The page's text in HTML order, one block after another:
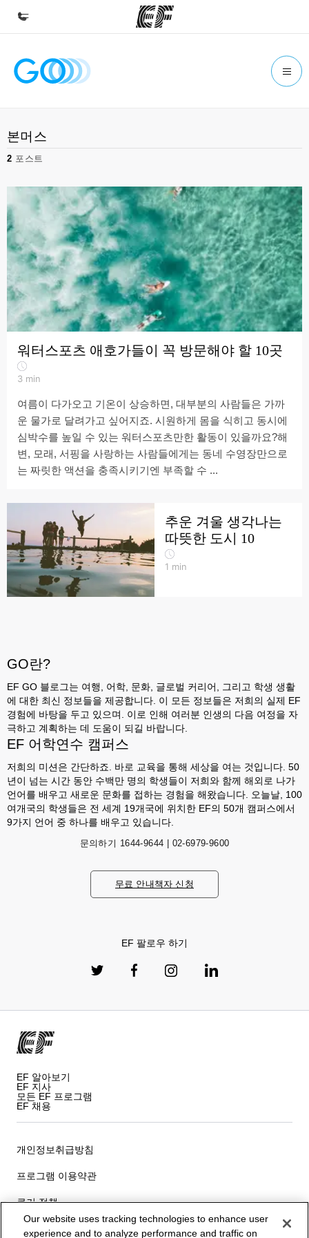
제공하는 과정 안내
지사
가까운 지사 검색
회사 소개
사업 부문
채용
글로벌 인재 채용
본머스
2 포스트
워터스포츠 애호가들이 꼭 방문해야 할 10곳
3 min
여름이 다가오고 기온이 상승하면, 대부분의 사람들은 가까
운 물가로 달려가고 싶어지죠. 시원하게 몸을 식히고 동시에
심박수를 높일 수 있는 워터스포츠만한 활동이 있을까요?해
변, 모래, 서핑을 사랑하는 사람들에게는 동네 수영장만으로
는 짜릿한 액션을 충족시키기엔 부족할 수 ...
추운 겨울 생각나는
따뜻한 도시 10
1 min
GO란?
EF GO 블로그는 여행, 어학, 문화, 글로벌 커리어, 그리고 학생 생활
에 대한 최신 정보들을 제공합니다. 이 모든 정보들은 저희의 실제 EF
경험에 바탕을 두고 있으며. 이로 인해 여러분 인생의 다음 여정을 자
극하고 계획하는 데 도움이 되길 바랍니다.
EF 어학연수 캠퍼스
저희의 미션은 간단하죠. 바로 교육을 통해 세상을 여는 것입니다. 50
년이 넘는 시간 동안 수백만 명의 학생들이 저희와 함께 해외로 나가
언어를 배우고 새로운 문화를 접하는 경험을 해왔습니다. 오늘날, 100
여개국의 학생들은 전 세계 19개국에 위치한 EF의 50개 캠퍼스에서
9가지 언어 중 하나를 배우고 있습니다.
문의하기 1644-9644 | 02-6979-9600
무료 안내책자 신청
EF 팔로우 하기
EF 알아보기
EF 지사
모든 EF 프로그램
EF 채용
개인정보취급방침
프로그램 이용약관
쿠키 정책
Privacy Settings
Our website uses tracking technologies to enhance user
experience and to analyze performance and traffic on